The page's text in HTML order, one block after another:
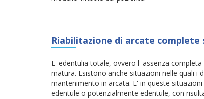
Riabilitazione di arcate
L' edentulia totale, ovvero l' assenza
matura. Esistono anche situazioni nelle quali i
mantenimento in arcata. E' in queste
edentule o potenzialmente edentule, con